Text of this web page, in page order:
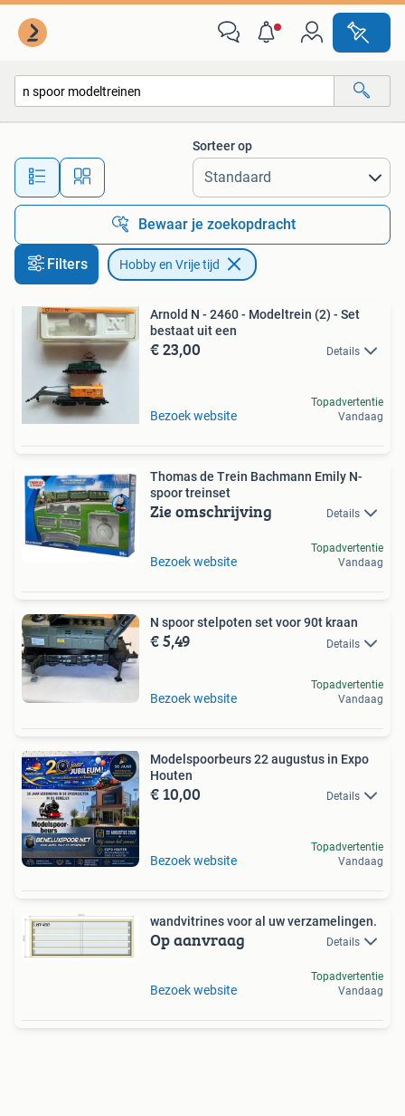
Alle afstanden…
Sorteer op
Bewaar je zoekopdracht
Filters Hobby en Vrije tijd
Arnold N - 2460 - Modeltrein (2) - Set
bestaat uit een
€ 23,00 Details
Bezoek website
Topadvertentie
Vandaag
Thomas de Trein Bachmann Emily N-
spoor treinset
Zie omschrijving Details
Bezoek website
Topadvertentie
Vandaag
N spoor stelpoten set voor 90t kraan
€ 5,49 Details
Bezoek website
Topadvertentie
Vandaag
Modelspoorbeurs 22 augustus in Expo
Houten
€ 10,00 Details
Bezoek website
Topadvertentie
Vandaag
wandvitrines voor al uw verzamelingen.
Op aanvraag Details
Bezoek website
Topadvertentie
Vandaag